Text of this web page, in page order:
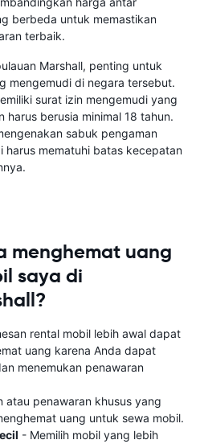
berbeda untuk memastikan
terbaik.
Marshall, penting untuk
mengemudi di negara tersebut.
surat izin mengemudi yang
harus berusia minimal 18 tahun.
sabuk pengaman
harus mematuhi batas kecepatan
menghemat uang
saya di
rental mobil lebih awal dapat
uang karena Anda dapat
menemukan penawaran
atau penawaran khusus yang
uang untuk sewa mobil.
- Memilih mobil yang lebih